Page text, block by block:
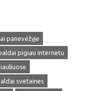
panevėžyje
pigiau internetu
svetaines